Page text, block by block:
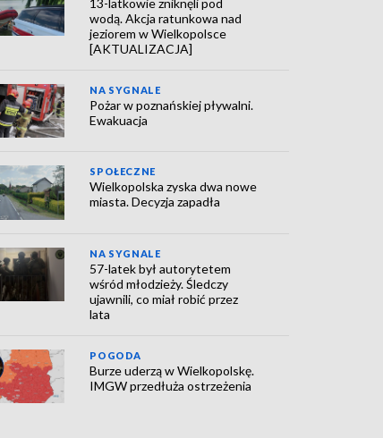
wodą. Akcja ratunkowa nad
jeziorem w Wielkopolsce
[AKTUALIZACJA]
NA SYGNALE
Pożar w poznańskiej pływalni.
Ewakuacja
SPOŁECZNE
Wielkopolska zyska dwa nowe
miasta. Decyzja zapadła
NA SYGNALE
57-latek był autorytetem
wśród młodzieży. Śledczy
ujawnili, co miał robić przez
lata
POGODA
Burze uderzą w Wielkopolskę.
IMGW przedłuża ostrzeżenia